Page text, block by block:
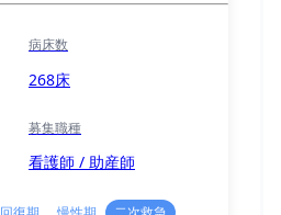
病床数
268床
募集職種
看護師 / 助産師